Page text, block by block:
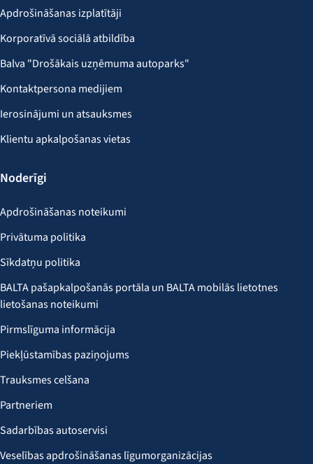
Apdrošināšanas izplatītāji
Korporatīvā sociālā atbildība
Balva "Drošākais uzņēmuma autoparks"
Kontaktpersona medijiem
Ierosinājumi un atsauksmes
Klientu apkalpošanas vietas
Noderīgi
Apdrošināšanas noteikumi
Privātuma politika
Sīkdatņu politika
BALTA pašapkalpošanās portāla un BALTA mobilās lietotnes
lietošanas noteikumi
Pirmslīguma informācija
Piekļūstamības paziņojums
Trauksmes celšana
Partneriem
Sadarbības autoservisi
Veselības apdrošināšanas līgumorganizācijas